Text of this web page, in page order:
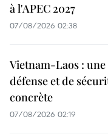
à l'APEC 2027
07/08/2026 02:38
Vietnam-Laos :
défense et de
concrète
07/08/2026 02:19